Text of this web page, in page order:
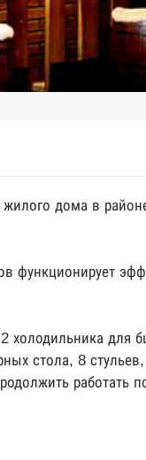
жилого дома в
функционирует
холодильника для
стола, 8
работать